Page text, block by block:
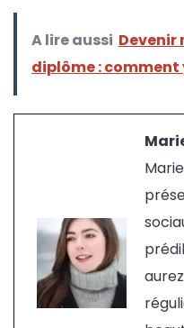
A lire aussi
diplôme : comment